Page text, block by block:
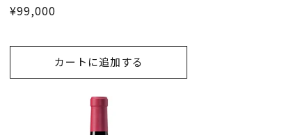
¥99,000
カートに追加する